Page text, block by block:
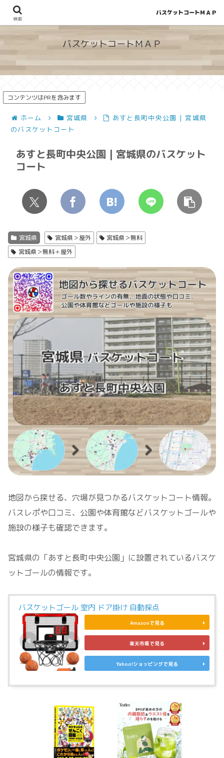
地図から探せる！穴場が見つかるバスケットコート情報
バスケットコートＭＡＰ
コンテンツはPRを含みます
ホーム 宮城県
あすと長町中央公園 | 宮城県
のバスケットコート
あすと長町中央公園 | 宮城県のバスケット
コート
宮城県 宮城県＞屋外
宮城県＞無料
宮城県＞無料＋屋外
地図から探せる、穴場が見つかるバスケットコート情報。
バスレポや口コミ、公園や体育館などバスケットゴールや
施設の様子も確認できます。
宮城県の「あすと長町中央公園」に設置されているバスケ
ットゴールの情報です。
バスケットゴール 室内 ドア掛け 自動採点
Amazonで見る
楽天市場で見る
Yahoo!ショッピングで見る
検索
バスケットコートＭＡＰ